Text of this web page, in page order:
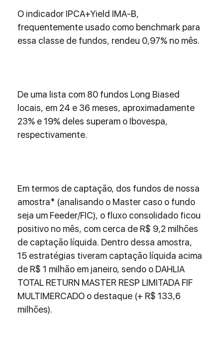
O indicador IPCA+Yield IMA-B,
frequentemente usado como benchmark para
essa classe de fundos, rendeu 0,97% no mês.
De uma lista com 80 fundos Long Biased
locais, em 24 e 36 meses, aproximadamente
23% e 19% deles superam o Ibovespa,
respectivamente.
Em termos de captação, dos fundos de nossa
amostra* (analisando o Master caso o fundo
seja um Feeder/FIC), o fluxo consolidado ficou
positivo no mês, com cerca de R$ 9,2 milhões
de captação líquida. Dentro dessa amostra,
15 estratégias tiveram captação líquida acima
de R$ 1 milhão em janeiro, sendo o DAHLIA
TOTAL RETURN MASTER RESP LIMITADA FIF
MULTIMERCADO o destaque (+ R$ 133,6
milhões).